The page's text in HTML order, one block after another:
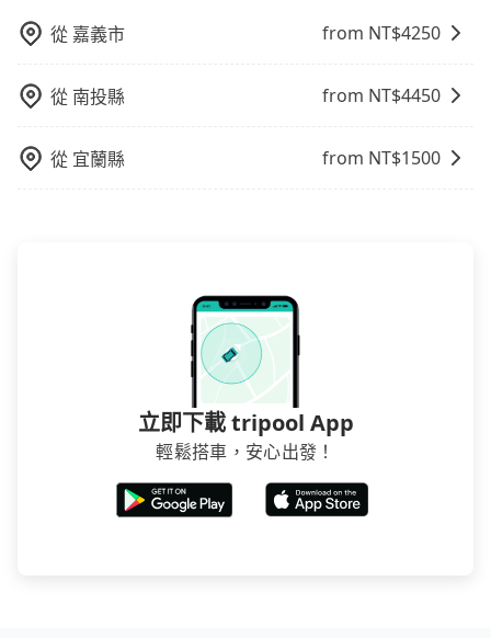
童的安全，依道路交通安全規則規定，四歲以下的孩童
避免影響行車安全，請您務將寵物置入提籠或提袋內。
從 嘉義市 from NT$4250
從 南投縣 from NT$4450
從 宜蘭縣 from NT$1500
立即下載 tripool App
輕鬆搭車，安心出發！